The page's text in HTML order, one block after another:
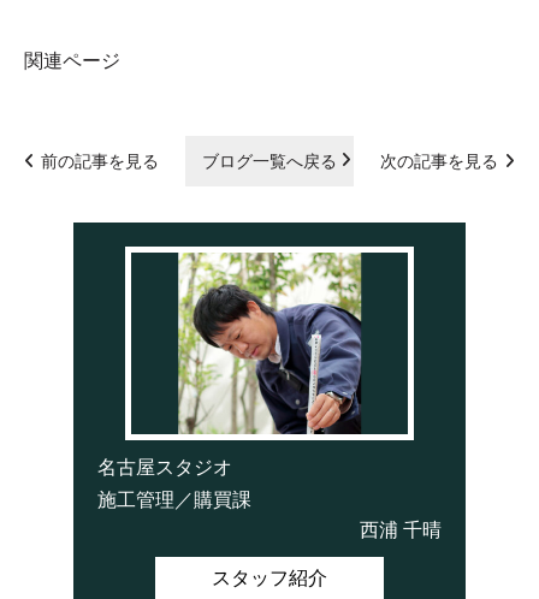
関連ページ
前の記事を見る ブログ一覧へ戻る 次の記事を見る
名古屋スタジオ
施工管理／購買課
西浦 千晴
スタッフ紹介